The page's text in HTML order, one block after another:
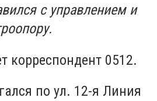
с управлением и
корреспондент 0512.
по ул. 12-я Линия